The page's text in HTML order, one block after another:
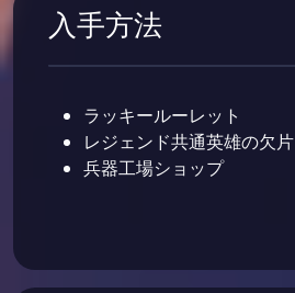
入手方法
ラッキールーレット
レジェンド共通英雄の欠片
兵器工場ショップ